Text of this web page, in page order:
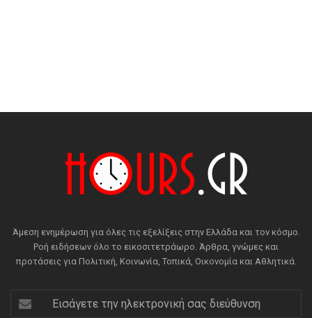
Άμεση ενημέρωση για όλες τις εξελίξεις στην Ελλάδα και τον κόσμο.
Ροή ειδήσεων όλο το εικοσιτετράωρο. Άρθρα, γνώμες και
προτάσεις για Πολιτική, Κοινωνία, Τοπικά, Οικονομία και Αθλητικά.
Εισάγετε
την